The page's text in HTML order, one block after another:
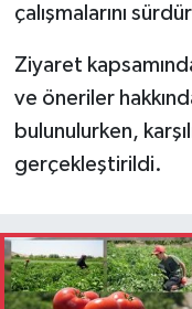
çalışmalarını
Ziyaret
ve öneriler
bulunulurken,
gerçekleştirildi.